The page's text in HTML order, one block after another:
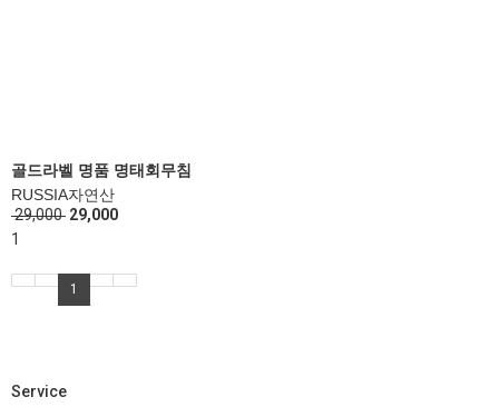
골드라벨 명품 명태회무침
RUSSIA자연산
29,000 29,000
1
1
Service